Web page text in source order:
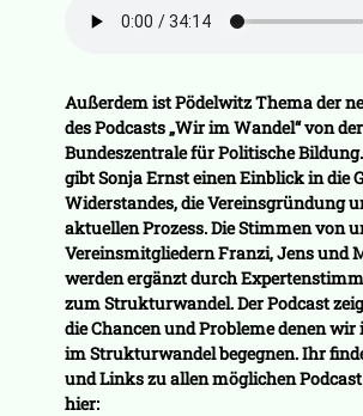
Außerdem ist Pödelwitz Thema der
des Podcasts „Wir im Wandel“ von der
Bundeszentrale für Politische
gibt Sonja Ernst einen Einblick in die
Widerstandes, die Vereinsgründung
aktuellen Prozess. Die Stimmen von
Vereinsmitgliedern Franzi, Jens und
werden ergänzt durch
zum Strukturwandel. Der Podcast
die Chancen und Probleme denen wir
im Strukturwandel begegnen. Ihr
und Links zu allen möglichen
hier: